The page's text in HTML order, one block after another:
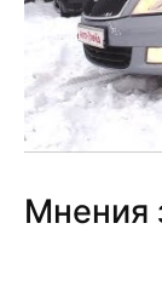
Мнения